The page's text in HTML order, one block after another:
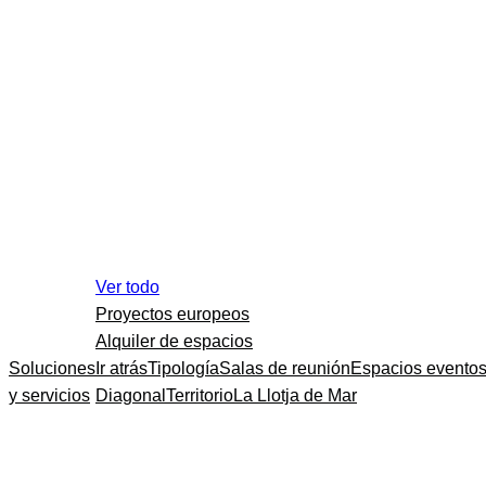
Soluciones
y servicios
Ver todo
Proyectos europeos
Alquiler de espacios
Ir atrásTipologíaSalas de reuniónEspacios eventos
Diagonal TerritorioLa Llotja de Mar